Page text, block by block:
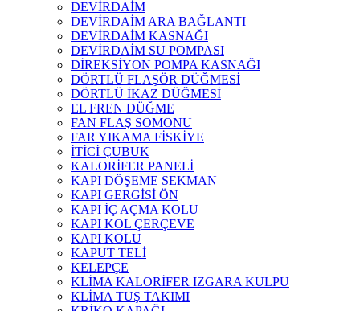
DEVİRDAİM
DEVİRDAİM ARA BAĞLANTI
DEVİRDAİM KASNAĞI
DEVİRDAİM SU POMPASI
DİREKSİYON POMPA KASNAĞI
DÖRTLÜ FLAŞÖR DÜĞMESİ
DÖRTLÜ İKAZ DÜĞMESİ
EL FREN DÜĞME
FAN FLAŞ SOMONU
FAR YIKAMA FİSKİYE
İTİCİ ÇUBUK
KALORİFER PANELİ
KAPI DÖŞEME SEKMAN
KAPI GERGİSİ ÖN
KAPI İÇ AÇMA KOLU
KAPI KOL ÇERÇEVE
KAPI KOLU
KAPUT TELİ
KELEPÇE
KLİMA KALORİFER IZGARA KULPU
KLİMA TUŞ TAKIMI